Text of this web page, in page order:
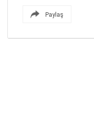
Paylaş